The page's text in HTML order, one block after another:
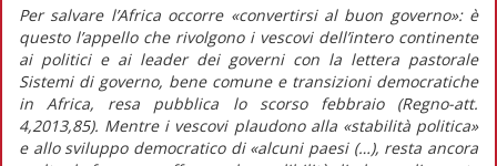
Per salvare l’Africa occorre «convertirsi al buon governo»: è
questo l’appello che rivolgono i vescovi dell’intero continente
ai politici e ai leader dei governi con la lettera pastorale
Sistemi di governo, bene comune e transizioni democratiche
in Africa, resa pubblica lo scorso febbraio (Regno-att.
4,2013,85). Mentre i vescovi plaudono alla «stabilità politica»
e allo sviluppo democratico di «alcuni paesi (…), resta ancora